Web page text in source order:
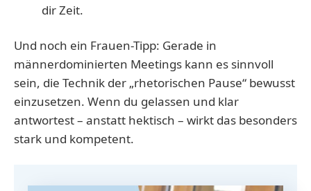
dir Zeit.
Und noch ein Frauen-Tipp: Gerade in
männerdominierten Meetings kann es sinnvoll
sein, die Technik der „rhetorischen Pause“ bewusst
einzusetzen. Wenn du gelassen und klar
antwortest – anstatt hektisch – wirkt das besonders
stark und kompetent.